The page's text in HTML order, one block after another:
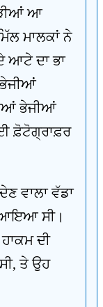
ਆ
ਮਾਲਕਾਂ ਨੇ
ਆਟੇ ਦਾ ਭਾ
ਭੇਜੀਆਂ
ਭੇਜੀਆਂ
ਫ਼ੋਟੋਗ੍ਰਾਫ਼ਰ
ਵਾਲਾ ਵੱਡਾ
ਸੀ।
ਦੀ
ਤੇ ਉਹ